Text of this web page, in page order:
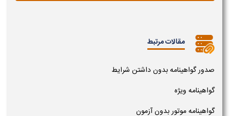
مقالات مرتبط
صدور گواهینامه بدون داشتن شرایط
گواهینامه ویژه
گواهینامه موتور بدون آزمون